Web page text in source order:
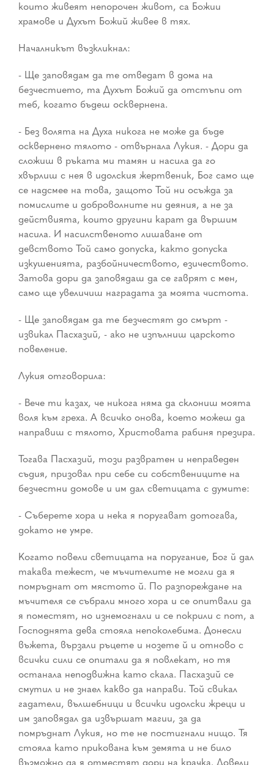
които живеят непорочен живот, са Божии
храмове и Духът Божий живее в тях.
Началникът възкликнал:
- Ще заповядам да те отведат в дома на
безчестието, та Духът Божий да отстъпи от
теб, когато бъдеш осквернена.
- Без волята на Духа никога не може да бъде
осквернено тялото - отвърнала Лукия. - Дори да
сложиш в ръката ми тамян и насила да го
хвърлиш с нея в идолския жертвеник, Бог само ще
се надсмее на това, защото Той ни осъжда за
помислите и доброволните ни деяния, а не за
действията, които другини карат да вършим
насила. И насилственото лишаване от
девството Той само допуска, както допуска
изкушенията, разбойничеството, езичеството.
Затова дори да заповядаш да се гаврят с мен,
само ще увеличиш наградата за моята чистота.
- Ще заповядам да те безчестят до смърт -
извикал Пасхазий, - ако не изпълниш царското
повеление.
Лукия отговорила:
- Вече ти казах, че никога няма да склониш моята
воля към греха. А всичко онова, което можеш да
направиш с тялото, Христовата рабиня презира.
Тогава Пасхазий, този развратен и неправеден
съдия, призовал при себе си собствениците на
безчестни домове и им дал светицата с думите:
- Съберете хора и нека я поругават дотогава,
докато не умре.
Когато повели светицата на поругание, Бог й дал
такава тежест, че мъчителите не могли да я
помръднат от мястото й. По разпореждане на
мъчителя се събрали много хора и се опитвали да
я поместят, но изнемогнали и се покрили с пот, а
Господнята дева стояла непоколебима. Донесли
въжета, вързали ръцете и нозете й и отново с
всички сили се опитали да я повлекат, но тя
останала неподвижна като скала. Пасхазий се
смутил и не знаел какво да направи. Той свикал
гадатели, вълшебници и всички идолски жреци и
им заповядал да извършат магии, за да
помръднат Лукия, но те не постигнали нищо. Тя
стояла като прикована към земята и не било
възможно да я отместят дори на крачка. Довели